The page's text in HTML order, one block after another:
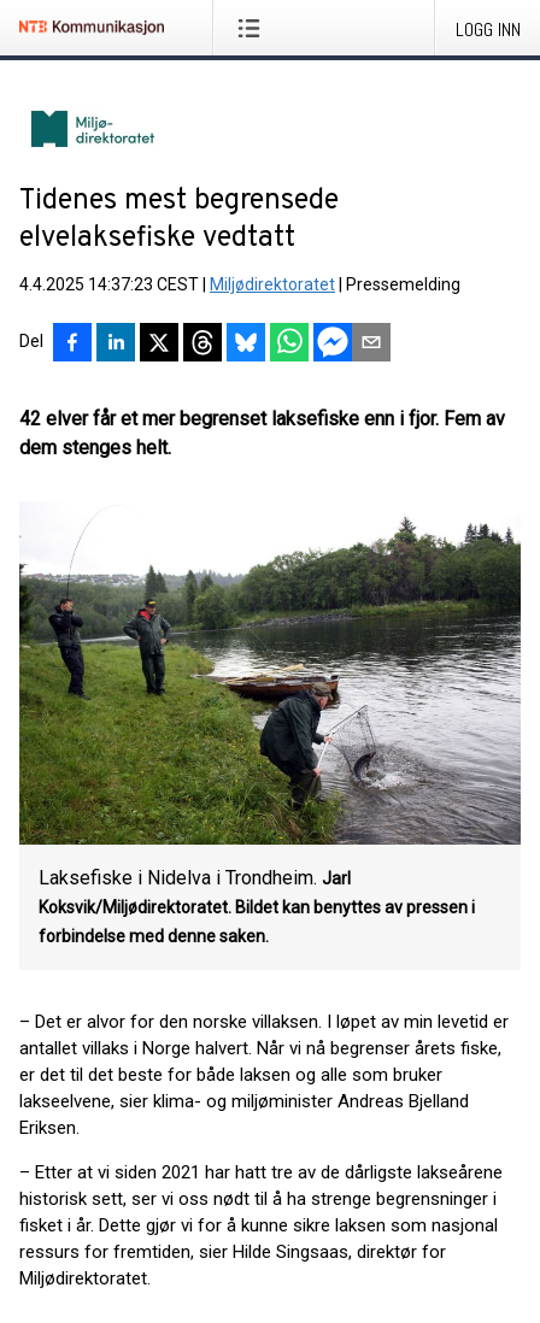
LOGG INN
Tidenes mest begrensede
elvelaksefiske vedtatt
4.4.2025 14:37:23 CEST Miljødirektoratet Pressemelding
Del
42 elver får et mer begrenset laksefiske enn i fjor. Fem av
dem stenges helt.
Laksefiske i Nidelva i Trondheim. Jarl
Koksvik/Miljødirektoratet. Bildet kan benyttes av pressen i
forbindelse med denne saken.
– Det er alvor for den norske villaksen. I løpet av min levetid er
antallet villaks i Norge halvert. Når vi nå begrenser årets fiske,
er det til det beste for både laksen og alle som bruker
lakseelvene, sier klima- og miljøminister Andreas Bjelland
Eriksen.
– Etter at vi siden 2021 har hatt tre av de dårligste lakseårene
historisk sett, ser vi oss nødt til å ha strenge begrensninger i
fisket i år. Dette gjør vi for å kunne sikre laksen som nasjonal
ressurs for fremtiden, sier Hilde Singsaas, direktør for
Miljødirektoratet.